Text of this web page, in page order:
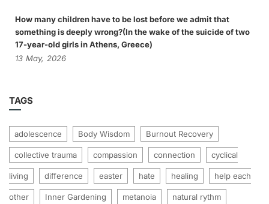
How many children have to be lost before we admit that
something is deeply wrong?(In the wake of the suicide of two
17-year-old girls in Athens, Greece)
13 May, 2026
TAGS
adolescence Body Wisdom Burnout Recovery
collective trauma compassion connection cyclical
living difference easter hate healing help each
other Inner Gardening metanoia natural rythm